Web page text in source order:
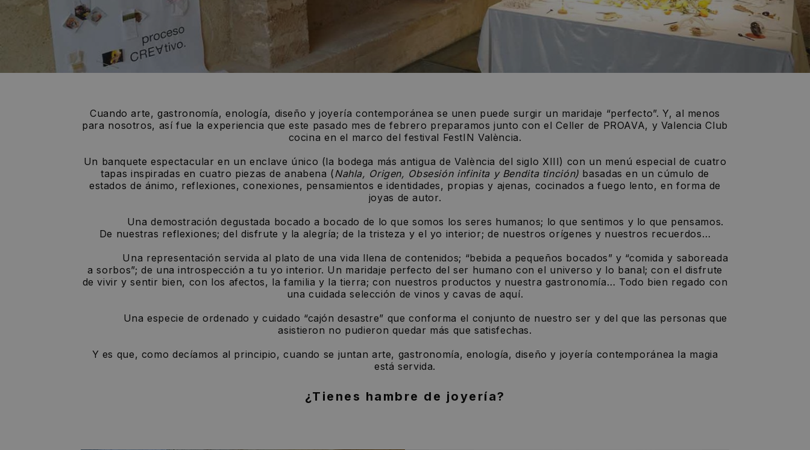
Cuando arte, gastronomía, enología, diseño y joyería contemporánea se unen puede surgir un maridaje “perfecto”. Y, al menos
para nosotros, así fue la experiencia que este pasado mes de febrero preparamos junto con el Celler de PROAVA, y Valencia Club
cocina en el marco del festival FestIN València.
Un banquete espectacular en un enclave único (la bodega más antigua de València del siglo XIII) con un menú especial de cuatro
tapas inspiradas en cuatro piezas de anabena (Nahla, Origen, Obsesión infinita y Bendita tinción) basadas en un cúmulo de
estados de ánimo, reflexiones, conexiones, pensamientos e identidades, propias y ajenas, cocinados a fuego lento, en forma de
joyas de autor.
Una demostración degustada bocado a bocado de lo que somos los seres humanos; lo que sentimos y lo que pensamos.
De nuestras reflexiones; del disfrute y la alegría; de la tristeza y el yo interior; de nuestros orígenes y nuestros recuerdos…
Una representación servida al plato de una vida llena de contenidos; “bebida a pequeños bocados” y “comida y saboreada
a sorbos”; de una introspección a tu yo interior. Un maridaje perfecto del ser humano con el universo y lo banal; con el disfrute
de vivir y sentir bien, con los afectos, la familia y la tierra; con nuestros productos y nuestra gastronomía… Todo bien regado con
una cuidada selección de vinos y cavas de aquí.
Una especie de ordenado y cuidado “cajón desastre” que conforma el conjunto de nuestro ser y del que las personas que
asistieron no pudieron quedar más que satisfechas.
Y es que, como decíamos al principio, cuando se juntan arte, gastronomía, enología, diseño y joyería contemporánea la magia
está servida.
¿Tienes hambre de joyería?